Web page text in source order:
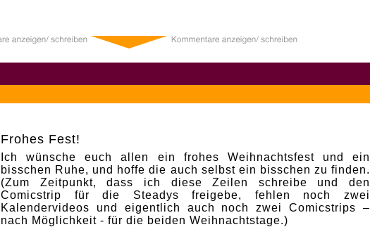
Frohes Fest!
Ich wünsche euch allen ein frohes Weihnachtsfest und ein
bisschen Ruhe, und hoffe die auch selbst ein bisschen zu finden.
(Zum Zeitpunkt, dass ich diese Zeilen schreibe und den
Comicstrip für die Steadys freigebe, fehlen noch zwei
Kalendervideos und eigentlich auch noch zwei Comicstrips –
nach Möglichkeit - für die beiden Weihnachtstage.)